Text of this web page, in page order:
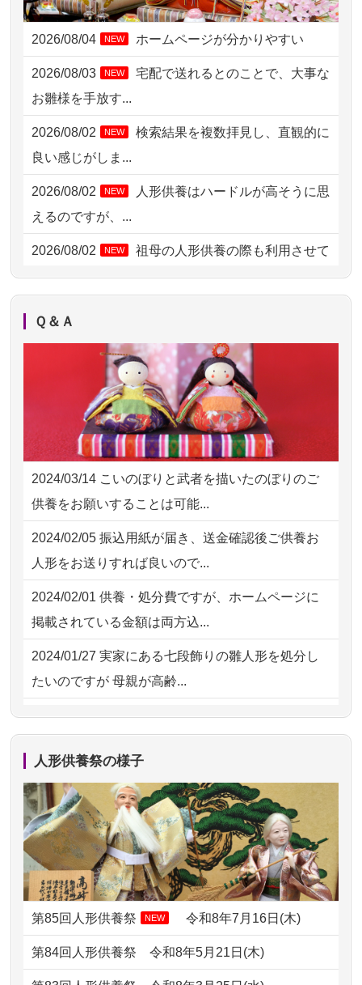
2026/08/02 18:47 虎ノ門の方からお申込み
2026/08/02 11:15 千葉県の方からお申込み
2026/08/02 10:39 神奈川の方からお申込み
2026/08/01 19:28 東京都の方からお申込み
2026/08/01 17:10
2026/08/01 11:07 さいたの方からお申込み
2026/07/31 17:28 栃木県の方からお申込み
2026/07/31 12:32
2026/07/31 10:29 京都市の方からお申込み
2026/07/31 08:41 埼玉県の方からお申込み
2026/07/30 22:27 墨田区の方からお申込み
2026/07/30 17:02 神奈川の方からお申込み
2026/07/30 15:59 神奈川の方からお申込み
2026/07/30 08:46 東京都の方からお申込み
2026/08/04 NEW ホームページが分かりやすい
2026/08/03 NEW
宅配で送れるとのことで、大事な
お雛様を手放す...
2026/08/02 NEW
検索結果を複数拝見し、直観的に
良い感じがしま...
2026/08/02 NEW
人形供養はハードルが高そうに思
えるのですが、...
2026/08/02 NEW
祖母の人形供養の際も利用させて
いただき安心感がある
供養の内容（料金や送り方等）がとて
も丁寧に説...
2026/07/18つい先日も利用させていただきまし
た。 手続...
2026/07/18 大切にしていたお人形をきちんと供養
してくださ...
2026/07/15 子供の頃から可愛がってきた七段飾り
の雛人形で...
2026/07/15 お客様の声を読み、丁寧に供養してい
ただけそう...
2026/07/13 遠方からでもご依頼出来る点と申込ま
での方法が...
2026/07/10家から近かったので。
2026/07/08誰も住んでいない実家の片付けを始め
ました。 ...
2026/07/069年間自由が丘店を見守ってくれてあり
がとう。
2026/07/05しっかりとお人形たちの供養をしてい
ただけると...
Ｑ＆Ａ
2024/03/14 こいのぼりと武者を描いたのぼりのご
供養をお願いすることは可能...
2024/02/05 振込用紙が届き、送金確認後ご供養お
人形をお送りすれば良いので...
2024/02/01 供養・処分費ですが、ホームページに
掲載されている金額は両方込...
2024/01/27 実家にある七段飾りの雛人形を処分し
たいのですが 母親が高齢...
2024/01/13剥製の供養・処分をお願いできます
ですが？
2024/01/13お雛様のセットを供養・処分したいの
ですが、お雛様とお内裏様だ...
2024/01/13供養申込みの後、供養祭までお人形は
どうなってるのですか？
2024/01/13会社のようですが、きちんと供養して
人形供養祭の様子
第85回人形供養祭 NEW 令和8年7月16日(木)
第84回人形供養祭令和8年5月21日(木)